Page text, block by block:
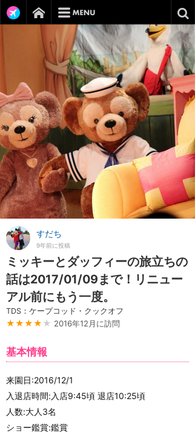
すだち
9年前に投稿
ミッキーとダッフィーの旅立ちの
話は2017/01/09まで！リニュー
アル前にもう一度。
TDS：ケープコッド・クックオフ
★★★★ ★ 2016年12月に訪問
基本情報
来園日:2016/12/1
入退店時間:入店9:45頃 退店10:25頃
人数:大人3名
ショー鑑賞:鑑賞